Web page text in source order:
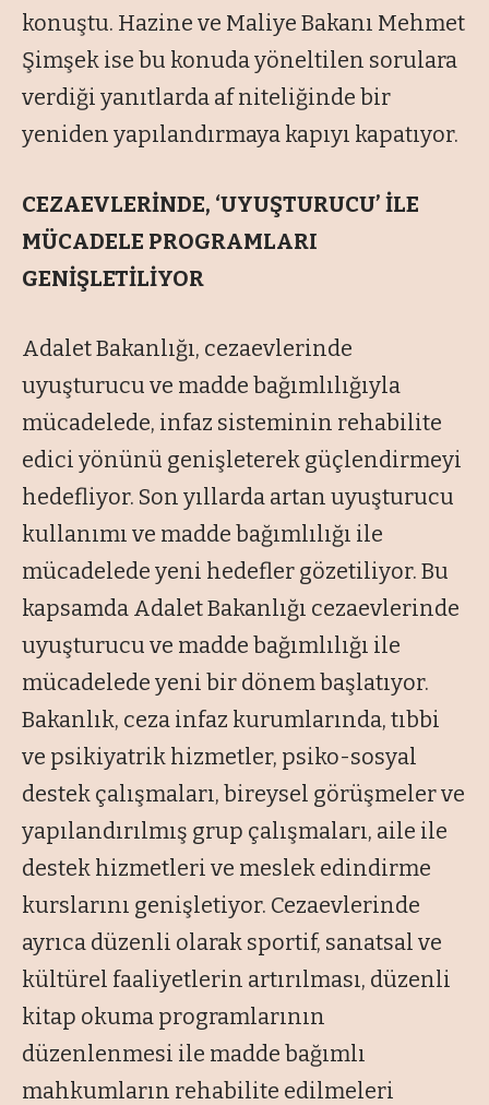
konuştu. Hazine ve Maliye Bakanı Mehmet
Şimşek ise bu konuda yöneltilen sorulara
verdiği yanıtlarda af niteliğinde bir
yeniden yapılandırmaya kapıyı kapatıyor.
CEZAEVLERİNDE, ‘UYUŞTURUCU’ İLE
MÜCADELE PROGRAMLARI
GENİŞLETİLİYOR
Adalet Bakanlığı, cezaevlerinde
uyuşturucu ve madde bağımlılığıyla
mücadelede, infaz sisteminin rehabilite
edici yönünü genişleterek güçlendirmeyi
hedefliyor. Son yıllarda artan uyuşturucu
kullanımı ve madde bağımlılığı ile
mücadelede yeni hedefler gözetiliyor. Bu
kapsamda Adalet Bakanlığı cezaevlerinde
uyuşturucu ve madde bağımlılığı ile
mücadelede yeni bir dönem başlatıyor.
Bakanlık, ceza infaz kurumlarında, tıbbi
ve psikiyatrik hizmetler, psiko-sosyal
destek çalışmaları, bireysel görüşmeler ve
yapılandırılmış grup çalışmaları, aile ile
destek hizmetleri ve meslek edindirme
kurslarını genişletiyor. Cezaevlerinde
ayrıca düzenli olarak sportif, sanatsal ve
kültürel faaliyetlerin artırılması, düzenli
kitap okuma programlarının
düzenlenmesi ile madde bağımlı
mahkumların rehabilite edilmeleri